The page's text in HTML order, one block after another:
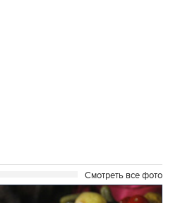
Смотреть все фото